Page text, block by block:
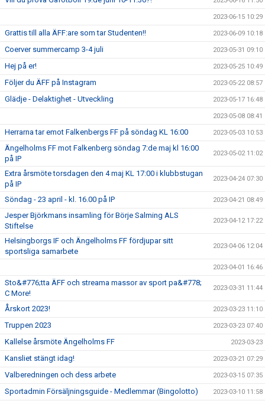
2023-06-15 10:29
Grattis till alla ÄFF:are som tar Studenten!! 2023-06-09 10:18
Coerver summercamp 3-4 juli 2023-05-31 09:10
Hej på er! 2023-05-25 10:49
Följer du ÄFF på Instagram 2023-05-22 08:57
Glädje - Delaktighet - Utveckling 2023-05-17 16:48
2023-05-08 08:41
Herrarna tar emot Falkenbergs FF på söndag KL 16:00 2023-05-03 10:53
Ängelholms FF mot Falkenberg söndag 7:de maj kl 16:00
på IP
2023-05-02 11:02
Extra årsmöte torsdagen den 4 maj KL 17:00 i klubbstugan
på IP
2023-04-24 07:30
Söndag - 23 april - kl. 16.00 på IP 2023-04-21 08:49
Jesper Björkmans insamling för Börje Salming ALS
Stiftelse
2023-04-12 17:22
Helsingborgs IF och Ängelholms FF fördjupar sitt
sportsliga samarbete
2023-04-06 12:04
2023-04-01 16:46
Sto&#776;tta ÄFF och streama massor av sport pa&#778;
C More!
2023-03-31 11:44
Årskort 2023! 2023-03-23 11:10
Truppen 2023 2023-03-23 07:40
Kallelse årsmöte Ängelholms FF 2023-03-23
Kansliet stängt idag! 2023-03-21 07:29
Valberedningen och dess arbete 2023-03-15 07:35
Sportadmin Försäljningsguide - Medlemmar (Bingolotto) 2023-03-10 11:58